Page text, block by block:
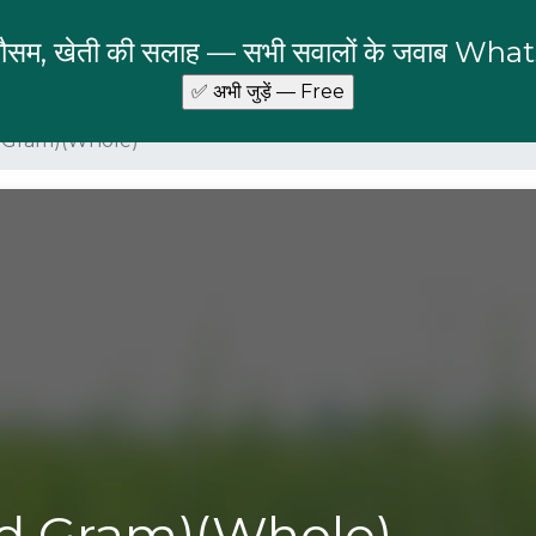
खेती की सलाह — सभी सवालों के जवाब